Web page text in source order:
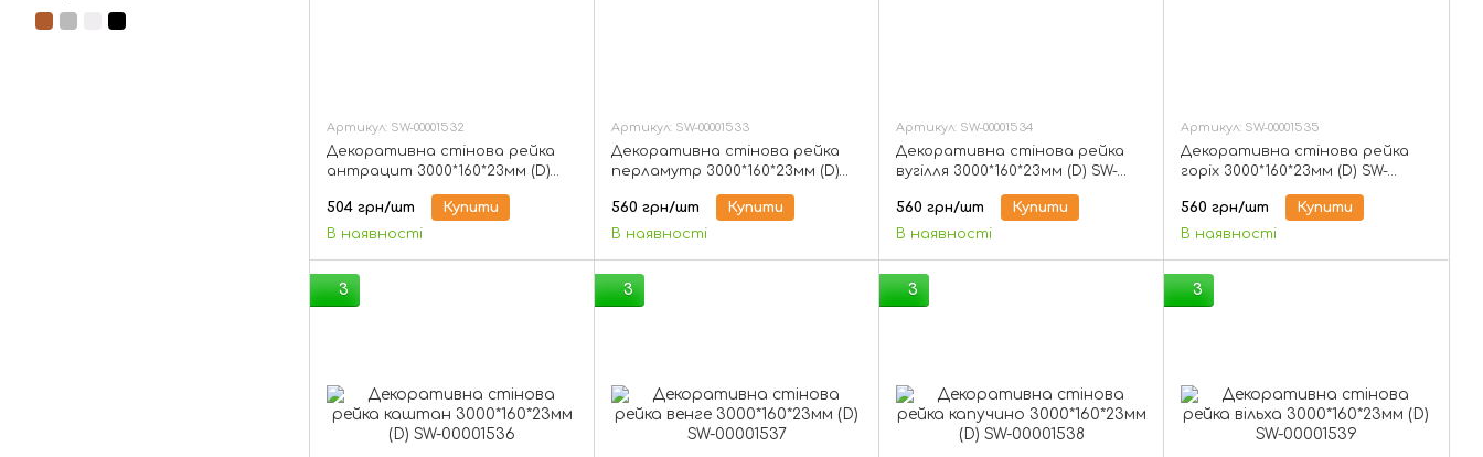
Артикул: SW-00001532
Декоративна стінова рейка
антрацит 3000*160*23мм (D)
504 грн/шт
Купити
В наявності
Артикул: SW-00001533
Декоративна стінова рейка
перламутр 3000*160*23мм (D)
560 грн/шт
Купити
В наявності
Артикул: SW-00001534
Декоративна стінова рейка
вугілля 3000*160*23мм (D) SW-
560 грн/шт
Купити
В наявності
Артикул: SW-00001535
Декоративна стінова рейка
горіх 3000*160*23мм (D) SW-
560 грн/шт
Купити
В наявності
3 3 3 3